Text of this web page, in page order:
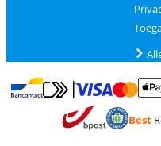
Betalen met Bancontact
Betalen met MasterCard
Best